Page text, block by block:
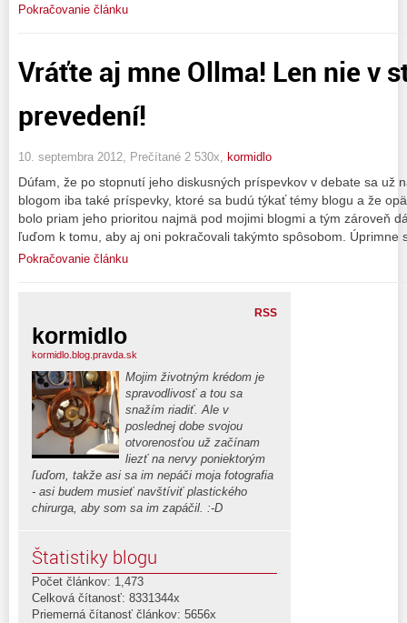
Pokračovanie článku
Vráťte aj mne Ollma! Len nie v
prevedení!
10. septembra 2012, Prečítané 2 530x, kormidlo
Dúfam, že po stopnutí jeho diskusných príspevkov v debate sa už
blogom iba také príspevky, ktoré sa budú týkať témy blogu a že
bolo priam jeho prioritou najmä pod mojimi blogmi a tým zároveň
ľuďom k tomu, aby aj oni pokračovali takýmto spôsobom. Úprimne
Pokračovanie článku
RSS
kormidlo
kormidlo.blog.pravda.sk
Mojim životným krédom je
spravodlivosť a tou sa
snažím riadiť. Ale v
poslednej dobe svojou
otvorenosťou už začínam
liezť na nervy poniektorým
ľuďom, takže asi sa im nepáči moja fotografia
- asi budem musieť navštíviť plastického
chirurga, aby som sa im zapáčil. :-D
Štatistiky blogu
Počet článkov: 1,473
Celková čítanosť: 8331344x
Priemerná čítanosť článkov: 5656x